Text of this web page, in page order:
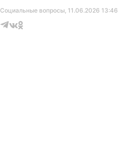
Социальные вопросы, 11.06.2026 13:46